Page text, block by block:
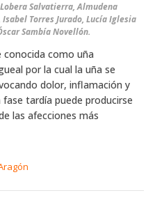
Salvatierra, Almudena
Isabel Torres Jurado, Lucía Iglesia
Sambía Novellón.
como uña
por la cual la uña se
dolor, inflamación y
tardía puede producirse
las afecciones más